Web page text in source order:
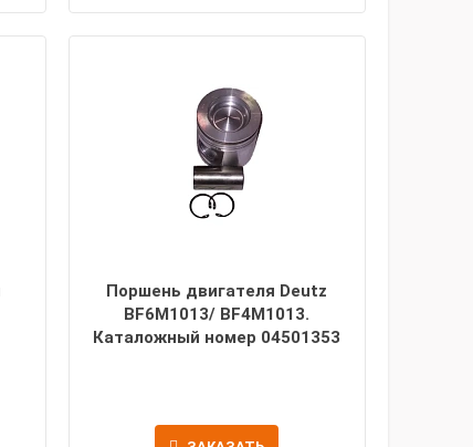
Поршень двигателя Deutz
BF6M1013/ BF4M1013.
Каталожный номер 04501353